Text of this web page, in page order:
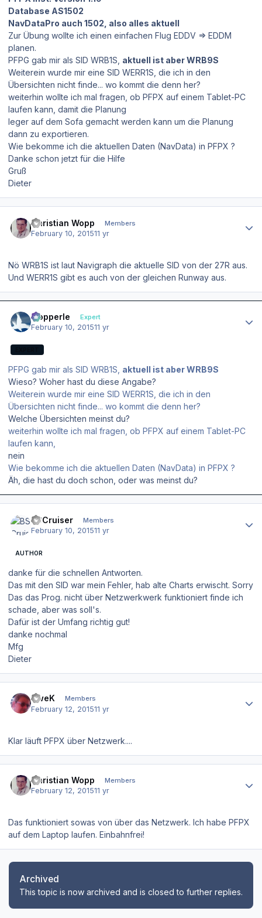
Database AS1502
NavDataPro auch 1502, also alles aktuell
Zur Übung wollte ich einen einfachen Flug EDDV => EDDM
planen.
PFPG gab mir als SID WRB1S, aktuell ist aber WRB9S
Weiterein wurde mir eine SID WERR1S, die ich in den
Übersichten nicht finde... wo kommt die denn her?
weiterhin wollte ich mal fragen, ob PFPX auf einem Tablet-PC
laufen kann, damit die Planung
leger auf dem Sofa gemacht werden kann um die Planung
dann zu exportieren.
Wie bekomme ich die aktuellen Daten (NavData) in PFPX ?
Danke schon jetzt für die Hilfe
Gruß
Dieter
Christian Wopp Members
February 10, 201511 yr
Nö WRB1S ist laut Navigraph die aktuelle SID von der 27R aus.
Und WERR1S gibt es auch von der gleichen Runway aus.
mopperle Expert
February 10, 201511 yr
PFPG gab mir als SID WRB1S, aktuell ist aber WRB9S
Wieso? Woher hast du diese Angabe?
Weiterein wurde mir eine SID WERR1S, die ich in den
Übersichten nicht finde... wo kommt die denn her?
Welche Übersichten meinst du?
weiterhin wollte ich mal fragen, ob PFPX auf einem Tablet-PC
laufen kann,
nein
Wie bekomme ich die aktuellen Daten (NavData) in PFPX ?
Äh, die hast du doch schon, oder was meinst du?
BSCruiser Members
February 10, 201511 yr
AUTHOR
danke für die schnellen Antworten.
Das mit den SID war mein Fehler, hab alte Charts erwischt. Sorry
Das das Prog. nicht über Netzwerkwerk funktioniert finde ich
schade, aber was soll's.
Dafür ist der Umfang richtig gut!
danke nochmal
Mfg
Dieter
UweK Members
February 12, 201511 yr
Klar läuft PFPX über Netzwerk....
Christian Wopp Members
February 12, 201511 yr
Das funktioniert sowas von über das Netzwerk. Ich habe PFPX
auf dem Laptop laufen. Einbahnfrei!
Archived
This topic is now archived and is closed to further replies.